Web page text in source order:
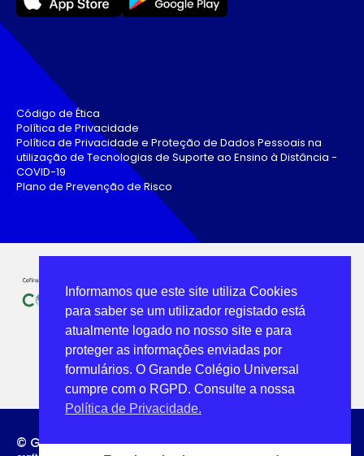
Código de Ética
Política de Privacidade
Política de Privacidade e Proteção de Dados Pessoais na
utilização de Tecnologias de Suporte ao Ensino à Distância -
COVID-19
Plano de Prevenção de Risco
© Grande Colégio Universal
Informamos que este site utiliza Cookies
para saber se um utilizador registado está
atualmente logado no nosso site e para
proteger as informações enviadas por
formulários. O Grande Colégio Universal
cumpre com o RGPD. Consulte a nossa
Política de Privacidade.